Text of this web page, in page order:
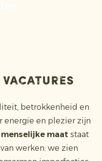
vacatures
betrokkenheid en
energie en plezier zijn
menselijke maat staat
werken: we zien